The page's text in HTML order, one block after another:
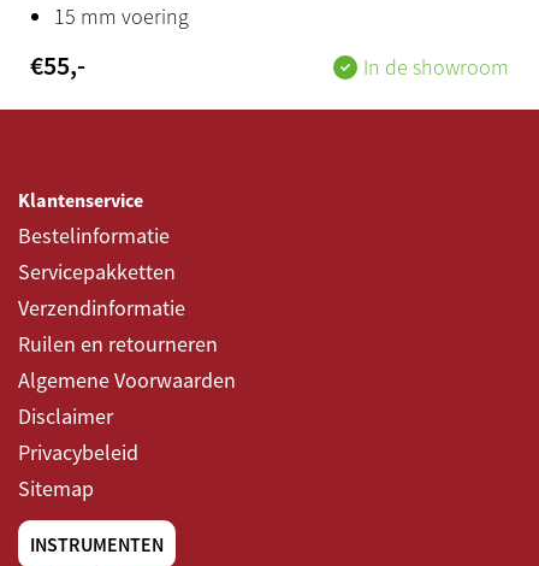
15 mm voering
€55,- In de showroom
Klantenservice
Bestelinformatie
Servicepakketten
Verzendinformatie
Ruilen en retourneren
Algemene Voorwaarden
Disclaimer
Privacybeleid
Sitemap
INSTRUMENTEN